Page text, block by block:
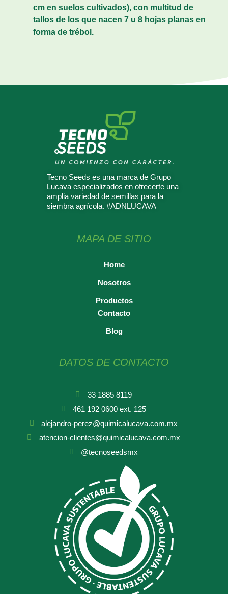
cm en suelos cultivados), con multitud de
tallos de los que nacen 7 u 8 hojas planas en
forma de trébol.
Tecno Seeds es una marca de Grupo
Lucava especializados en ofrecerte una
amplia variedad de semillas para la
siembra agrícola. #ADNLUCAVA
MAPA DE SITIO
Home
Nosotros
Productos
Contacto
Blog
DATOS DE CONTACTO
33 1885 8119
461 192 0600 ext. 125
alejandro-perez@quimicalucava.com.mx
atencion-clientes@quimicalucava.com.mx
@tecnoseedsmx